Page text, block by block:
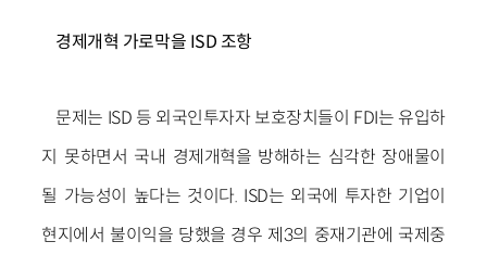
경제개혁 가로막을 ISD 조항
문제는 ISD 등 외국인투자자 보호장치들이 FDI는 유입하
지 못하면서 국내 경제개혁을 방해하는 심각한 장애물이
될 가능성이 높다는 것이다. ISD는 외국에 투자한 기업이
현지에서 불이익을 당했을 경우 제3의 중재기관에 국제중